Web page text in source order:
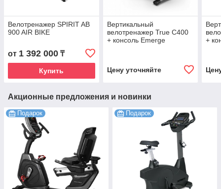
Велотренажер SPIRIT AB
900 AIR BIKE
от 1 392 000 ₸
Купить
Вертикальный
велотренажер True C400
+ консоль Emerge
Цену уточняйте
+
Акционные предложения и новинки
Подарок Подарок